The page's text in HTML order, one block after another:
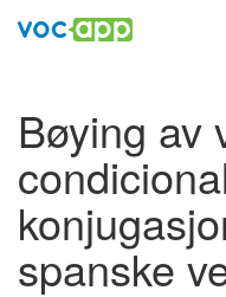
Bøying av
spanske